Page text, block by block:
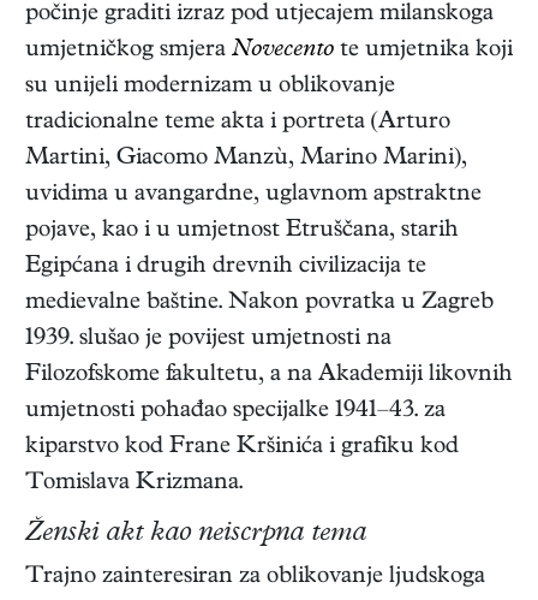
počinje graditi izraz pod utjecajem milanskoga
umjetničkog smjera Novecento te umjetnika koji
su unijeli modernizam u oblikovanje
tradicionalne teme akta i portreta (Arturo
Martini, Giacomo Manzù, Marino Marini),
uvidima u avangardne, uglavnom apstraktne
pojave, kao i u umjetnost Etruščana, starih
Egipćana i drugih drevnih civilizacija te
medievalne baštine. Nakon povratka u Zagreb
1939. slušao je povijest umjetnosti na
Filozofskome fakultetu, a na Akademiji likovnih
umjetnosti pohađao specijalke 1941–43. za
kiparstvo kod Frane Kršinića i grafiku kod
Tomislava Krizmana.
Ženski akt kao neiscrpna tema
Trajno zainteresiran za oblikovanje ljudskoga